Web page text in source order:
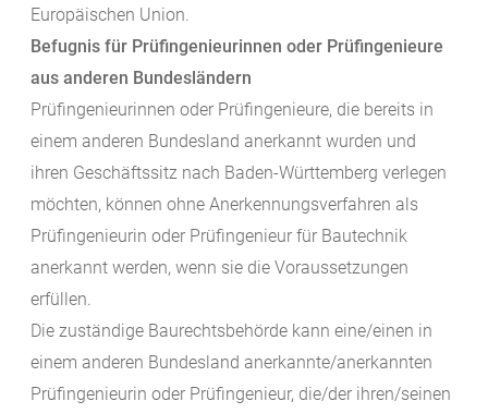
Europäischen Union.
Befugnis für Prüfingenieurinnen oder Prüfingenieure
aus anderen Bundesländern
Prüfingenieurinnen oder Prüfingenieure, die bereits in
einem anderen Bundesland anerkannt wurden und
ihren Geschäftssitz nach Baden-Württemberg verlegen
möchten, können ohne Anerkennungsverfahren als
Prüfingenieurin oder Prüfingenieur für Bautechnik
anerkannt werden, wenn sie die Voraussetzungen
erfüllen.
Die zuständige Baurechtsbehörde kann eine/einen in
einem anderen Bundesland anerkannte/anerkannten
Prüfingenieurin oder Prüfingenieur, die/der ihren/seinen